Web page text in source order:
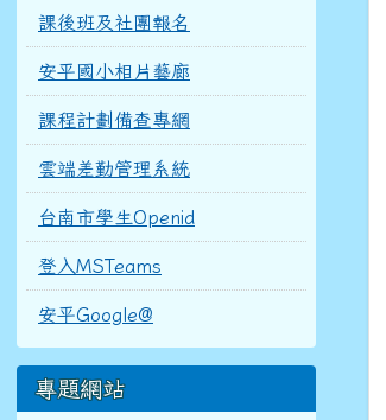
課後班及社團報名
安平國小相片藝廊
課程計劃備查專網
雲端差勤管理系統
台南市學生Openid
登入MSTeams
安平Google@
專題網站